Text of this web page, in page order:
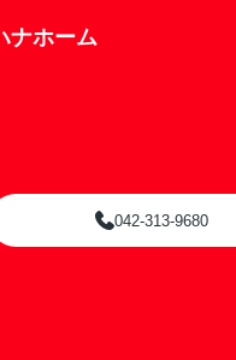
ナホーム
042-313-9680